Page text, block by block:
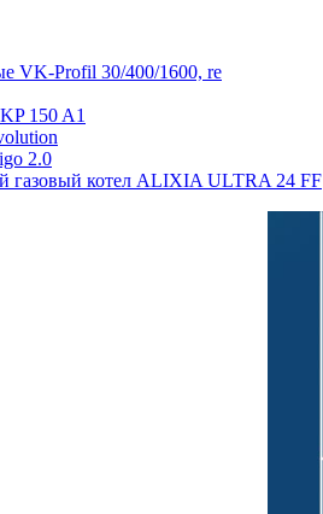
VK-Profil 30/400/1600, re
150 A1
2.0
газовый котел ALIXIA ULTRA 24 FF